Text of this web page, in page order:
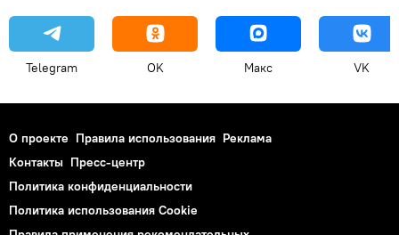
Telegram OK Макс VK
О проекте Правила использования Реклама
Контакты Пресс-центр
Политика конфиденциальности
Политика использования Cookie